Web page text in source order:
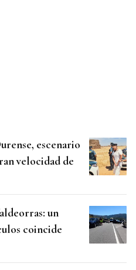
escenario
velocidad de
un
coincide